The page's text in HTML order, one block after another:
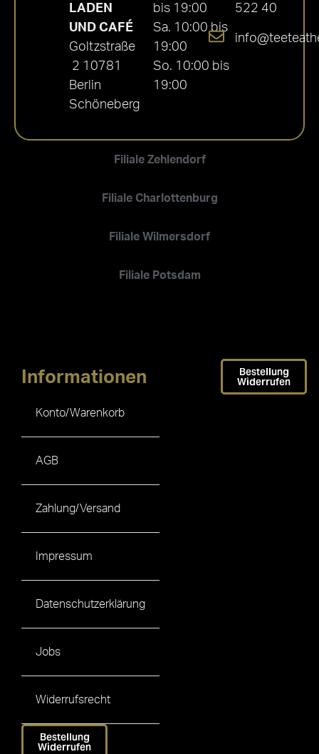
Filiale Zehlendorf
Filiale Charlottenburg
Filiale Wilmersdorf
Filiale Potsdam
LADEN
UND CAFÉ
Goltzstraße
2 10781
Berlin
Schöneberg
bis 19:00
Sa. 10:00 bis
19:00
So. 10:00 bis
19:00
522 40
Informationen
Konto/Warenkorb
AGB
Zahlung/Versand
Impressum
Datenschutzerklärung
Jobs
Widerrufsrecht
Bestellung
Widerrufen
Bestellung
Widerrufen